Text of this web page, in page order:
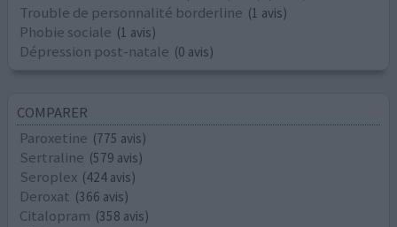
Trouble de personnalité borderline (1 avis)
Phobie sociale (1 avis)
Dépression post-natale (0 avis)
COMPARER
Paroxetine (775 avis)
Sertraline (579 avis)
Seroplex (424 avis)
Deroxat (366 avis)
Citalopram (358 avis)